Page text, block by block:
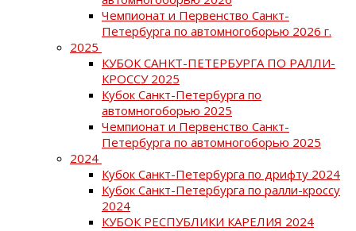
Чемпионат и Первенство Санкт-
Петербурга по автомногоборью 2026 г.
2025
КУБОК САНКТ-ПЕТЕРБУРГА ПО РАЛЛИ-
КРОССУ 2025
Кубок Санкт-Петербурга по
автомногоборью 2025
Чемпионат и Первенство Санкт-
Петербурга по автомногоборью 2025
2024
Кубок Санкт-Петербурга по дрифту 2024
Кубок Санкт-Петербурга по ралли-кроссу
2024
КУБОК РЕСПУБЛИКИ КАРЕЛИЯ 2024